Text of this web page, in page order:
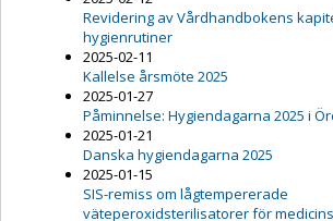
Revidering av Vårdhandbokens
hygienrutiner
2025-02-11
Kallelse årsmöte 2025
2025-01-27
Påminnelse: Hygiendagarna 2025 i
2025-01-21
Danska hygiendagarna 2025
2025-01-15
SIS-remiss om lågtempererade
väteperoxidsterilisatorer för